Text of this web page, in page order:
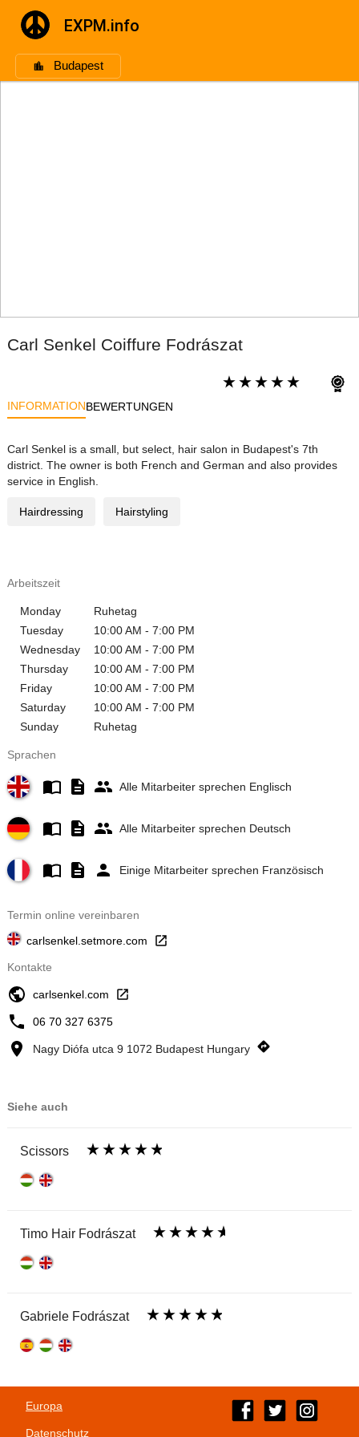
EXPM.info
Budapest
Carl Senkel Coiffure Fodrászat
INFORMATIONBEWERTUNGEN
Carl Senkel is a small, but select, hair salon in Budapest's 7th
district. The owner is both French and German and also provides
service in English.
Hairdressing Hairstyling
Arbeitszeit
Monday
Ruhetag
Tuesday
10:00 AM - 7:00 PM
Wednesday
10:00 AM - 7:00 PM
Thursday
10:00 AM - 7:00 PM
Friday
10:00 AM - 7:00 PM
Saturday
10:00 AM - 7:00 PM
Sunday
Ruhetag
Sprachen
Alle Mitarbeiter sprechen Englisch
Alle Mitarbeiter sprechen Deutsch
Einige Mitarbeiter sprechen Französisch
Termin online vereinbaren
carlsenkel.setmore.com
Kontakte
carlsenkel.com
06 70 327 6375
Nagy Diófa utca 9 1072 Budapest Hungary
Siehe auch
Scissors
Timo Hair Fodrászat
Gabriele Fodrászat
Europa
Datenschutz